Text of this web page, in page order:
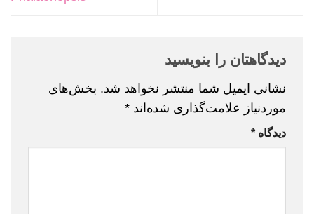
دیدگاهتان را بنویسید
نشانی ایمیل شما منتشر نخواهد شد. بخش‌های
موردنیاز علامت‌گذاری شده‌اند *
دیدگاه *